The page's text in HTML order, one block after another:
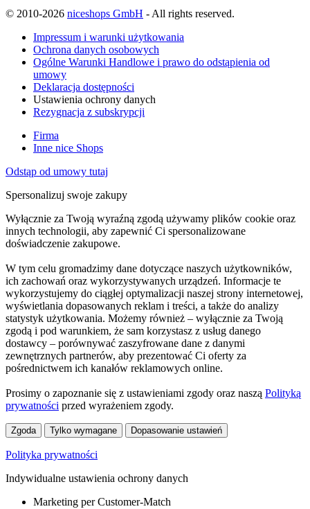
© 2010-2026 niceshops GmbH - All rights reserved.
Impressum i warunki użytkowania
Ochrona danych osobowych
Ogólne Warunki Handlowe i prawo do odstąpienia od
umowy
Deklaracja dostępności
Ustawienia ochrony danych
Rezygnacja z subskrypcji
Firma
Inne nice Shops
Odstąp od umowy tutaj
Spersonalizuj swoje zakupy
Wyłącznie za Twoją wyraźną zgodą używamy plików cookie oraz
innych technologii, aby zapewnić Ci spersonalizowane
doświadczenie zakupowe.
W tym celu gromadzimy dane dotyczące naszych użytkowników,
ich zachowań oraz wykorzystywanych urządzeń. Informacje te
wykorzystujemy do ciągłej optymalizacji naszej strony internetowej,
wyświetlania dopasowanych reklam i treści, a także do analizy
statystyk użytkowania. Możemy również – wyłącznie za Twoją
zgodą i pod warunkiem, że sam korzystasz z usług danego
dostawcy – porównywać zaszyfrowane dane z danymi
zewnętrznych partnerów, aby prezentować Ci oferty za
pośrednictwem ich kanałów reklamowych online.
Prosimy o zapoznanie się z ustawieniami zgody oraz naszą Polityką
prywatności przed wyrażeniem zgody.
Zgoda Tylko wymagane Dopasowanie ustawień
Polityka prywatności
Indywidualne ustawienia ochrony danych
Marketing per Customer-Match